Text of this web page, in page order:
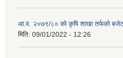
आ.व. २०७९/८० को कृषि शाखा तर्फको
मिति: 09/01/2022 - 12:26